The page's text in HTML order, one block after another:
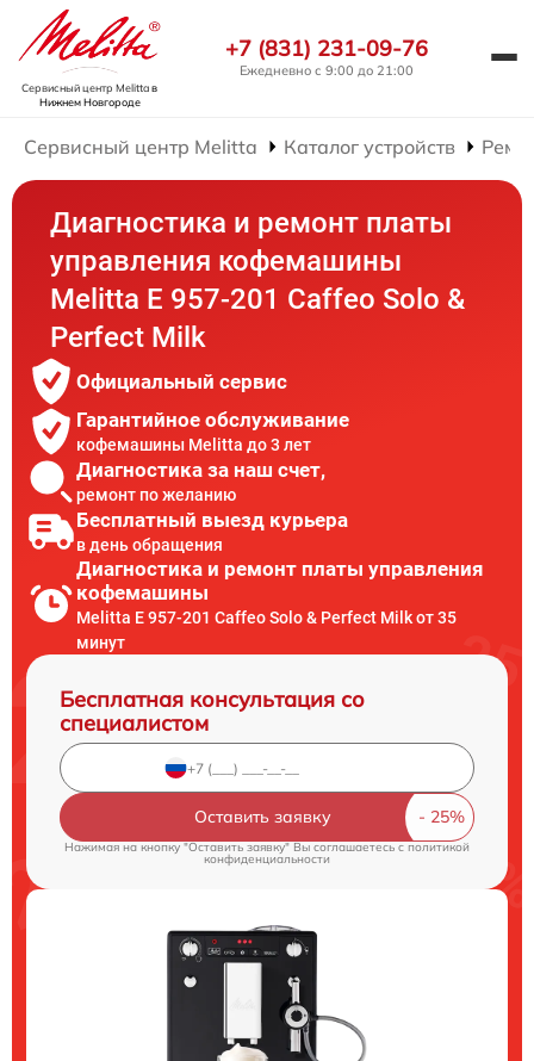
Сервисный центр Melittaв
Нижнем Новгороде
+7 (831) 231-09-76
Ежедневно с 9:00 до 21:00
Сервисный центр Melitta Каталог устройств
Диагностика и ремонт платы
управления кофемашины
Melitta E 957-201 Caffeo Solo &
Perfect Milk
Официальный сервис
Гарантийное обслуживание
кофемашины Melitta до 3 лет
Диагностика за наш счет,
ремонт по желанию
Бесплатный выезд курьера
в день обращения
Диагностика и ремонт платы управления
кофемашины
Melitta E 957-201 Caffeo Solo & Perfect Milk от 35
минут
Бесплатная консультация со
специалистом
Оставить заявку
Нажимая на кнопку "Оставить заявку" Вы соглашаетесь cполитикой
конфиденциальности